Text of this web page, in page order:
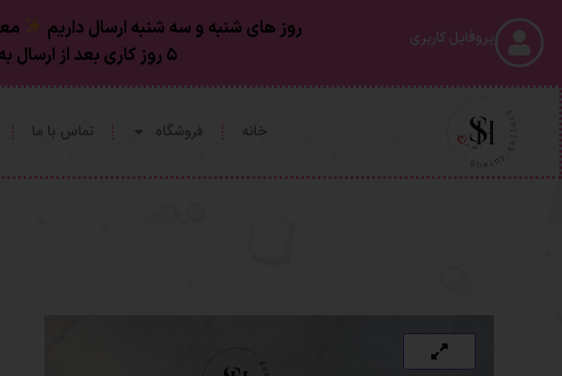
پروفایل کاربری روز های شنبه و سه شنبه ارسال داریم
۵ روز کاری بعد از ارسال به دستتون خواهد رسید
خانه فروشگاه تماس با ما